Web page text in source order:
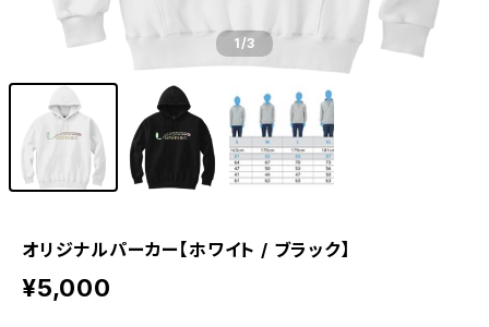
1/3
オリジナルパーカー【ホワイト / ブラック】
¥5,000